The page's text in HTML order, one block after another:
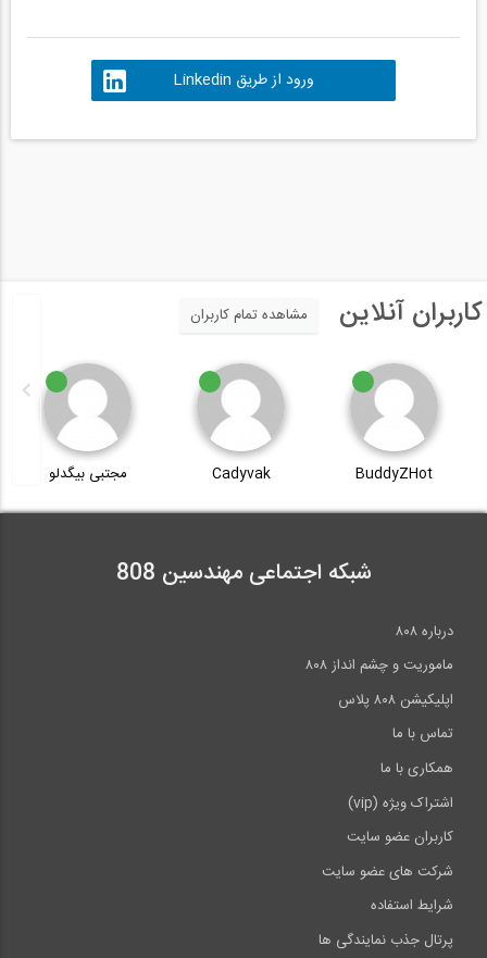
ورود از طریق Linkedin
کاربران آنلاین مشاهده تمام کاربران
BuddyZHot
Cadyvak مجتبی بیگدلو
شبکه اجتماعی مهندسین 808
درباره ۸۰۸
ماموریت و چشم انداز ۸۰۸
اپلیکیشن ۸۰۸ پلاس
تماس با ما
همکاری با ما
اشتراک ویژه (vip)
کاربران عضو سایت
شرکت های عضو سایت
شرایط استفاده
پرتال جذب نمایندگی ها